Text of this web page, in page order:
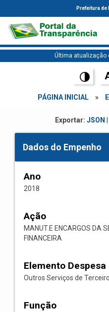
Prefeitura de
Última atualização
PÁGINA INICIAL »
Exportar: JSON
Dados do Empenho
Ano
2018
Ação
MANUT.E ENCARGOS DA
FINANCEIRA
Elemento Despesa
Outros Serviços de
Função